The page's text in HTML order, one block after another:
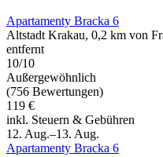
Apartamenty Bracka 6
Altstadt Krakau, 0,2 km von
entfernt
10/10
Außergewöhnlich
(756 Bewertungen)
119 €
inkl. Steuern & Gebühren
12. Aug.–13. Aug.
Apartamenty Bracka 6